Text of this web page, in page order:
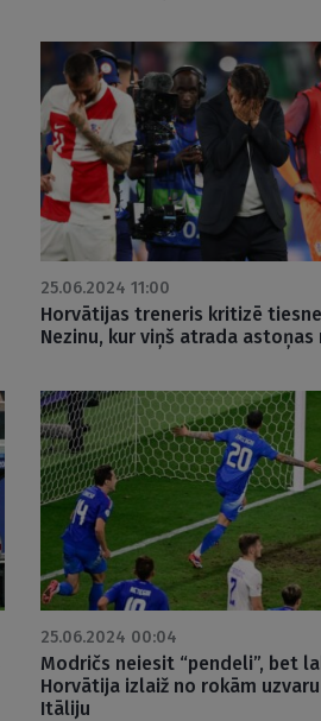
25.06.2024 11:00
Horvātijas treneris kritizē
Nezinu, kur viņš atrada
25.06.2024 00:04
Modričs neiesit “pendeli”, bet
Horvātija izlaiž no rokām
Itāliju